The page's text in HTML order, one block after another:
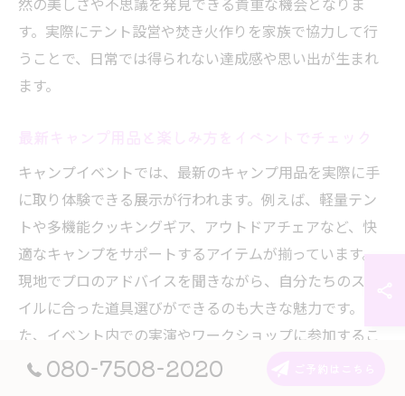
す。実際にテント設営や焚き火作りを家族で協力して行
うことで、日常では得られない達成感や思い出が生まれ
ます。
キャンプイベントでは、最新のキャンプ用品を実際に手
に取り体験できる展示が行われます。例えば、軽量テン
トや多機能クッキングギア、アウトドアチェアなど、快
適なキャンプをサポートするアイテムが揃っています。
現地でプロのアドバイスを聞きながら、自分たちのスタ
イルに合った道具選びができるのも大きな魅力です。ま
た、イベント内での実演やワークショップに参加するこ
とで、使いこなしのコツや新たな楽しみ方も学べます。
080-7508-2020